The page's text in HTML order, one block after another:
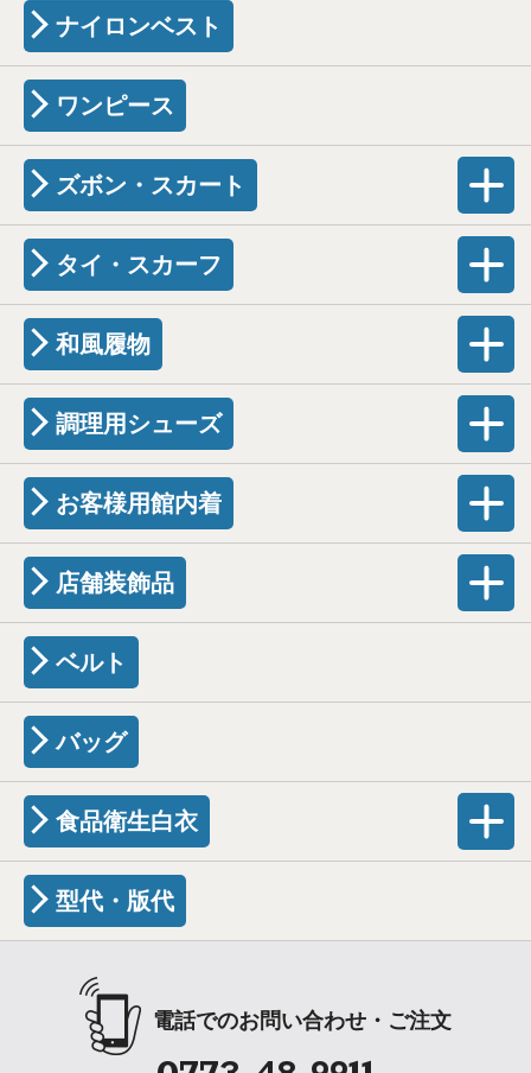
ナイロンベスト
ワンピース
ズボン・スカート
タイ・スカーフ
和風履物
調理用シューズ
お客様用館内着
店舗装飾品
ベルト
バッグ
食品衛生白衣
型代・版代
電話でのお問い合わせ・ご注文